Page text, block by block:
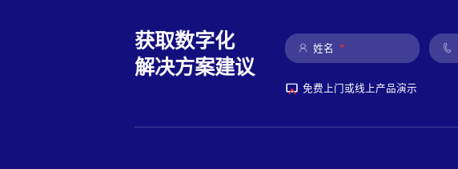
获取数字化
解决方案建议
姓名 *
免费上门或线上产品演示